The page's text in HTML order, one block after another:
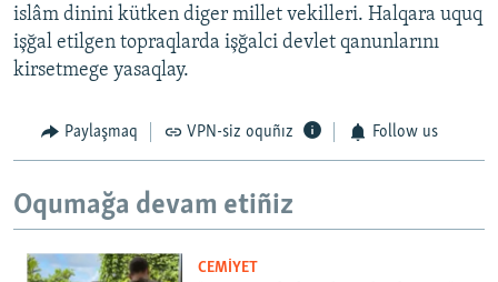
islâm dinini kütken diger millet vekilleri. Halqara uquq
işğal etilgen topraqlarda işğalci devlet qanunlarını
kirsetmege yasaqlay.
Paylaşmaq VPN-siz oquñız Follow us
Oqumağa devam etiñiz
CEMİYET